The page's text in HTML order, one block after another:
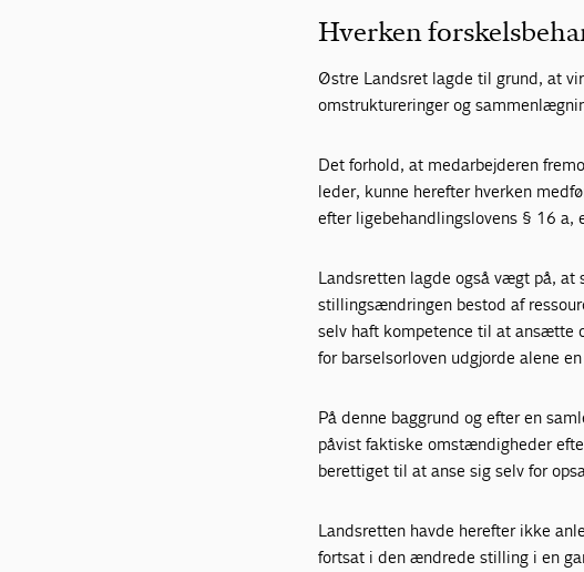
Hverken
Østre Landsret lagde til grund, at
omstruktureringer og
Det forhold, at medarbejderen
leder, kunne herefter hverken
efter ligebehandlingslovens § 16 a,
Landsretten lagde også vægt på, at
stillingsændringen bestod af
selv haft kompetence til at ansætte
for barselsorloven udgjorde alene
På denne baggrund og efter en
påvist faktiske omstændigheder
berettiget til at anse sig selv for
Landsretten havde herefter ikke
fortsat i den ændrede stilling i en